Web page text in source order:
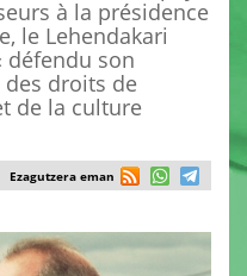
à la présidence
le Lehendakari
défendu son
droits de
de la culture
Ezagutzera eman